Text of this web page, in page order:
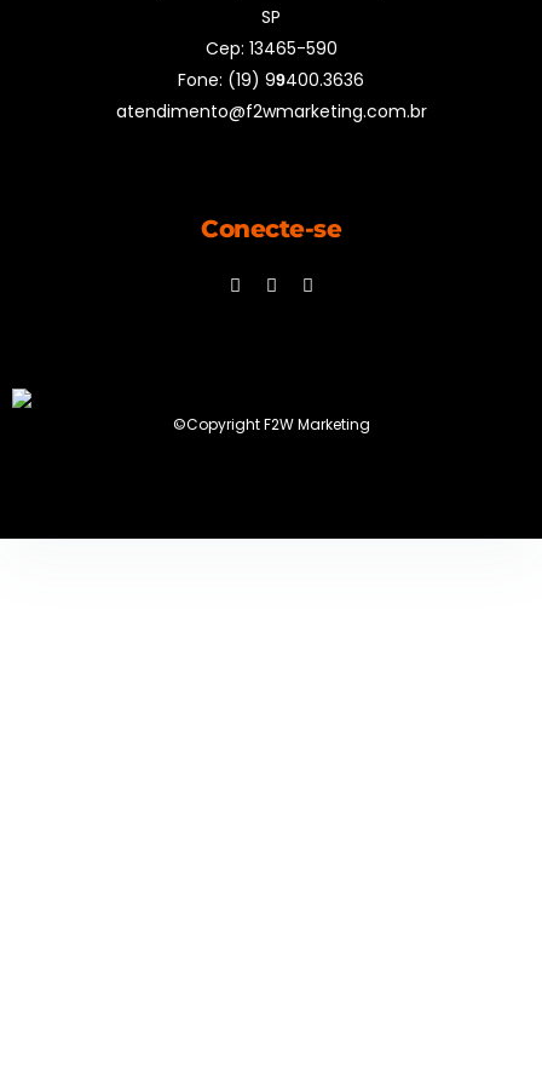
SP
Cep: 13465-590
Fone: (19) 99400.3636
atendimento@f2wmarketing.com.br
Conecte-se
©Copyright F2W Marketing